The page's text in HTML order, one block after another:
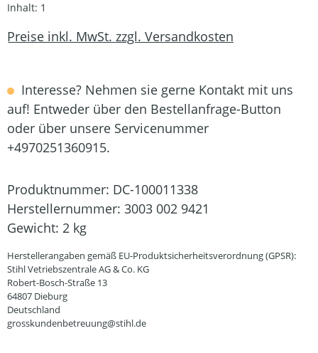
Inhalt: 1
Preise inkl. MwSt. zzgl. Versandkosten
Interesse? Nehmen sie gerne Kontakt mit uns
auf! Entweder über den Bestellanfrage-Button
oder über unsere Servicenummer
+4970251360915.
Produktnummer: DC-100011338
Herstellernummer: 3003 002 9421
Gewicht: 2 kg
Herstellerangaben gemäß EU-Produktsicherheitsverordnung (GPSR):
Stihl Vetriebszentrale AG & Co. KG
Robert-Bosch-Straße 13
64807 Dieburg
Deutschland
grosskundenbetreuung@stihl.de